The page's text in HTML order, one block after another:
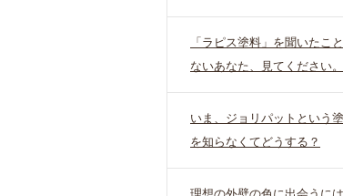
「ラピス塗料」を聞いたこ
ないあなた、見てください。
いま、ジョリパットという
を知らなくてどうする？